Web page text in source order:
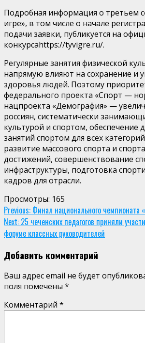
Подробная информация о третьем
игре», в том числе о начале
подачи заявки, публикуется на
конкурсаhttps://tyvigre.ru/.
Регулярные занятия физической
напрямую влияют на сохранение и
здоровья людей. Поэтому
федерального проекта «Спорт —
нацпроекта «Демография» —
россиян, систематически
культурой и спортом, обеспечение
занятий спортом для всех
развитие массового спорта и
достижений, совершенствование
инфраструктуры, подготовка
кадров для отрасли.
Просмотры: 165
Continue
Reading
Previous: Финал национального чемпионата
Next: 25 чеченских педагогов приняли
форуме классных руководителей
Добавить комментарий
Ваш адрес email не будет
поля помечены *
Комментарий *